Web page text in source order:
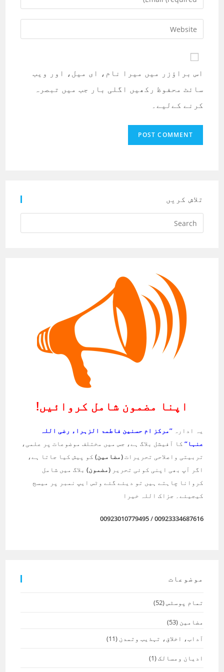
or
username
your
address
to
Enter
your
website
(optional)
اس براؤزر میں میرا نام، ای میل، اور ویب
سائٹ محفوظ رکھیں اگلی بار جب میں تبصرہ
کرنے کےلیے۔
تلاش کریں
اپنا مضمون شامل کروائیں!
یہ ادارہ’’مرکز ام حسنین فاطمۃ الزہراء رضی اللہ
عنہا‘‘ کا آفیشل بلاگ ہے، جس میں مختلف موضوعات پر علمی،
تربیتی واصلاحی تحریرات(مضامین) کو پیش کیا جاتا ہے،
اگر آپ بھی اپنی کوئی تحریر(مضمون) بلاگ میں شامل
کروانا چاہتے ہیں تو دیئے گئے وٹس ایپ نمبر پر میسج
کیجیئے۔ جزاک اللہ خیرا
00923334687616
/
00923010779495
موضوعات
تمام پوسٹس(52)
مضامین (53)
آداب، اخلاق، تہذیب وتمدن (11)
ادیان ومسالک(1)